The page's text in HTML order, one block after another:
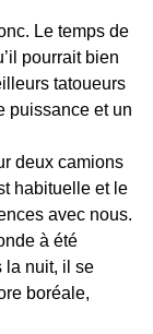
Le temps de
pourrait bien
tatoueurs
puissance et un
deux camions
habituelle et le
avec nous.
à été
la nuit, il se
boréale,